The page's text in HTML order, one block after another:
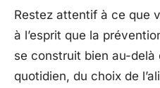
Restez attentif à ce que
à l’esprit que la
se construit bien au-delà
quotidien, du choix de